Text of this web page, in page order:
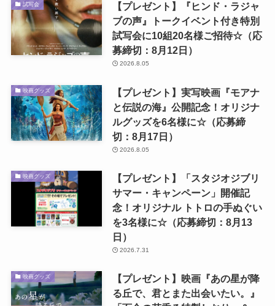
試写会
【プレゼント】『ヒンド・ラジャ
ブの声』トークイベント付き特別
試写会に10組20名様ご招待☆（応
募締切：8月12日）
2026.8.05
映画グッズ
【プレゼント】実写映画『モアナ
と伝説の海』公開記念！オリジナ
ルグッズを6名様に☆（応募締
切：8月17日）
2026.8.05
映画グッズ
【プレゼント】「スタジオジブリ
サマー・キャンペーン」開催記
念！オリジナル トトロの手ぬぐい
を3名様に☆（応募締切：8月13
日）
2026.7.31
映画グッズ
【プレゼント】映画『あの星が降
る丘で、君とまた出会いたい。』